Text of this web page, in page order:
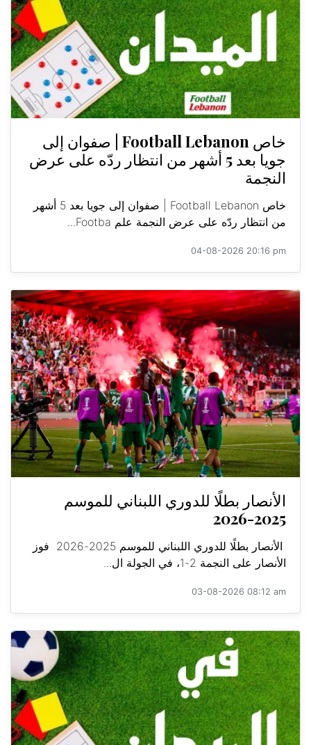
خاص Football Lebanon | صفوان إلى
جويا بعد 5 أشهر من انتظار ردّه على عرض
النجمة
خاص Football Lebanon | صفوان إلى جويا بعد 5 أشهر
من انتظار ردّه على عرض النجمة علم Footba...
04-08-2026 20:16 pm
الأنصار بطلًا للدوري اللبناني للموسم
2025-2026
الأنصار بطلًا للدوري اللبناني للموسم 2025-2026 فوز
الأنصار على النجمة 2-1، في الجولة ال...
03-08-2026 08:12 am